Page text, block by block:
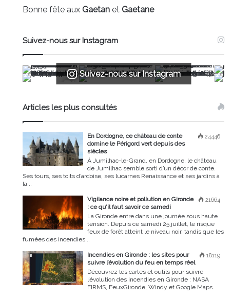
Bonne fête auxGaetan etGaetane
Suivez-nous sur Instagram
Suivez-nous sur Instagram
Articles les plus consultés
24446
En Dordogne, ce château de conte
domine le Périgord vert depuis des
siècles
À Jumilhac-le-Grand, en Dordogne, le château
de Jumilhac semble sorti d’un décor de conte.
Ses tours, ses toits d’ardoise, ses lucarnes Renaissance et ses jardins à
la...
21664
Vigilance noire et pollution en Gironde
: ce qu’il faut savoir ce samedi
La Gironde entre dans une journée sous haute
tension. Depuis ce samedi 25 juillet, le risque
feux de forêt atteint le niveau noir, tandis que les
fumées des incendies...
18119
Incendies en Gironde : les sites pour
suivre l’évolution du feu en temps réel
Découvrez les cartes et outils pour suivre
l’évolution des incendies en Gironde : NASA
FIRMS, FeuxGironde, Windy et Google Maps.